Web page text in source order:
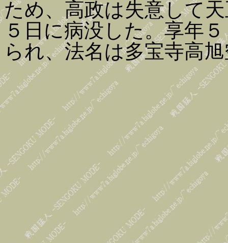
ため、高政は失意して
５日に病没した。享年
られ、法名は多宝寺高